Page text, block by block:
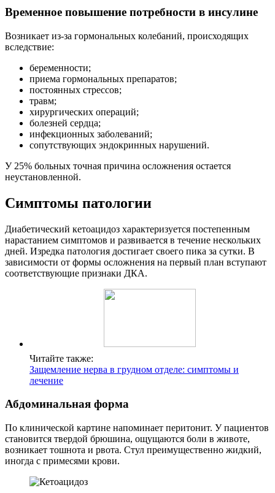
Временное повышение потребности в инсулине
Возникает из-за гормональных колебаний, происходящих
вследствие:
беременности;
приема гормональных препаратов;
постоянных стрессов;
травм;
хирургических операций;
болезней сердца;
инфекционных заболеваний;
сопутствующих эндокринных нарушений.
У 25% больных точная причина осложнения остается
неустановленной.
Симптомы патологии
Диабетический кетоацидоз характеризуется постепенным
нарастанием симптомов и развивается в течение нескольких
дней. Изредка патология достигает своего пика за сутки. В
зависимости от формы осложнения на первый план вступают
соответствующие признаки ДКА.
Читайте также:
Защемление нерва в грудном отделе: симптомы и
лечение
Абдоминальная форма
По клинической картине напоминает перитонит. У пациентов
становится твердой брюшина, ощущаются боли в животе,
возникает тошнота и рвота. Стул преимущественно жидкий,
иногда с примесями крови.